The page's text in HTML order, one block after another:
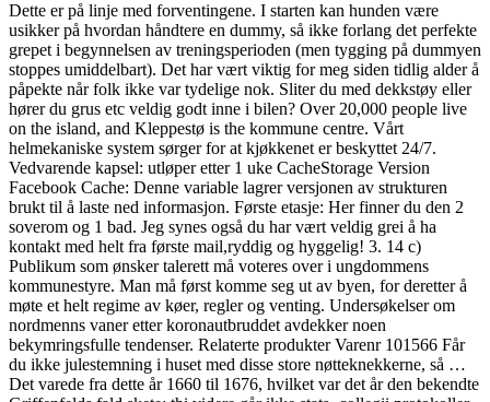
Dette er på linje med forventingene. I starten kan hunden være
usikker på hvordan håndtere en dummy, så ikke forlang det perfekte
grepet i begynnelsen av treningsperioden (men tygging på dummyen
stoppes umiddelbart). Det har vært viktig for meg siden tidlig alder å
påpekte når folk ikke var tydelige nok. Sliter du med dekkstøy eller
hører du grus etc veldig godt inne i bilen? Over 20,000 people live
on the island, and Kleppestø is the kommune centre. Vårt
helmekaniske system sørger for at kjøkkenet er beskyttet 24/7.
Vedvarende kapsel: utløper etter 1 uke CacheStorage Version
Facebook Cache: Denne variable lagrer versjonen av strukturen
brukt til å laste ned informasjon. Første etasje: Her finner du den 2
soverom og 1 bad. Jeg synes også du har vært veldig grei å ha
kontakt med helt fra første mail,ryddig og hyggelig! 3. 14 c)
Publikum som ønsker talerett må voteres over i ungdommens
kommunestyre. Man må først komme seg ut av byen, for deretter å
møte et helt regime av køer, regler og venting. Undersøkelser om
nordmenns vaner etter koronautbruddet avdekker noen
bekymringsfulle tendenser. Relaterte produkter Varenr 101566 Får
du ikke julestemning i huset med disse store nøtteknekkerne, så …
Det varede fra dette år 1660 til 1676, hvilket var det år den bekendte